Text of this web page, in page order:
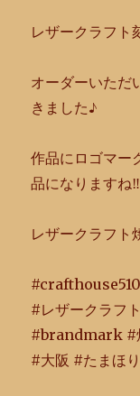
レザークラフト
オーダーいただ
きました♪
作品にロゴマー
品になりますね‼︎
レザークラフト
#レザークラフ
#brandmark #
#大阪 #たまほ